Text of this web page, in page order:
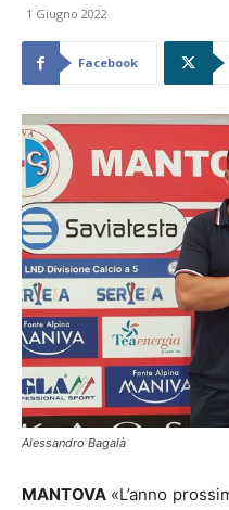
1 Giugno 2022
Facebook
Alessandro Bagalà
MANTOVA «L’anno